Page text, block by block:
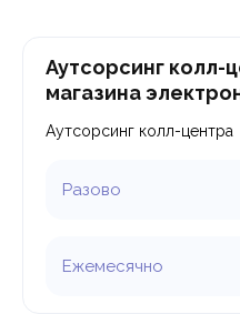
Аутсорсинг колл-
магазина
Аутсорсинг колл-центра